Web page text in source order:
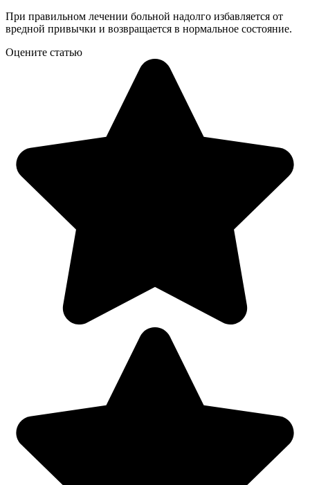
При правильном лечении больной надолго избавляется от
вредной привычки и возвращается в нормальное состояние.
Оцените статью